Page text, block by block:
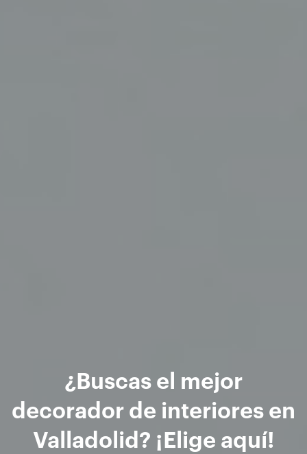
¿Buscas el mejor
decorador de interiores en
Valladolid? ¡Elige aquí!